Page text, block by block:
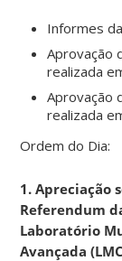
Informes
Aprovação
realizada
Aprovação
realizada
Ordem do Dia:
1. Apreciação
Referendum
Laboratório
Avançada